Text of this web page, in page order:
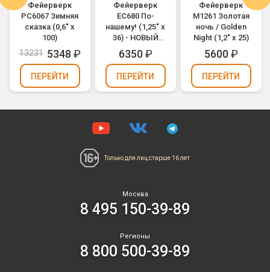
Фейерверк
РС6067 Зимняя
сказка (0,6" х
100)
13231 5348 ₽
ПЕРЕЙТИ
Фейерверк
ЕС680 По-
нашему! (1,25" х
36) - НОВЫЙ
ЭФФЕКТ
2025/2026
6350₽
ПЕРЕЙТИ
Фейерверк
M1261 Золотая
ночь / Golden
Night (1,2" х 25)
5600₽
ПЕРЕЙТИ
Только для лиц старше 16 лет
Москва
8 495 150-39-89
Регионы
8 800 500-39-89